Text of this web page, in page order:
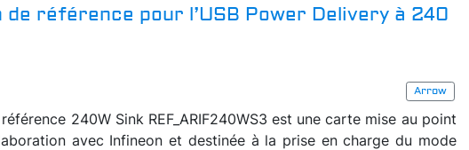
référence pour l’USB Power Delivery à 240
Arrow
240W Sink REF_ARIF240WS3 est une carte mise au point
avec Infineon et destinée à la prise en charge du mode